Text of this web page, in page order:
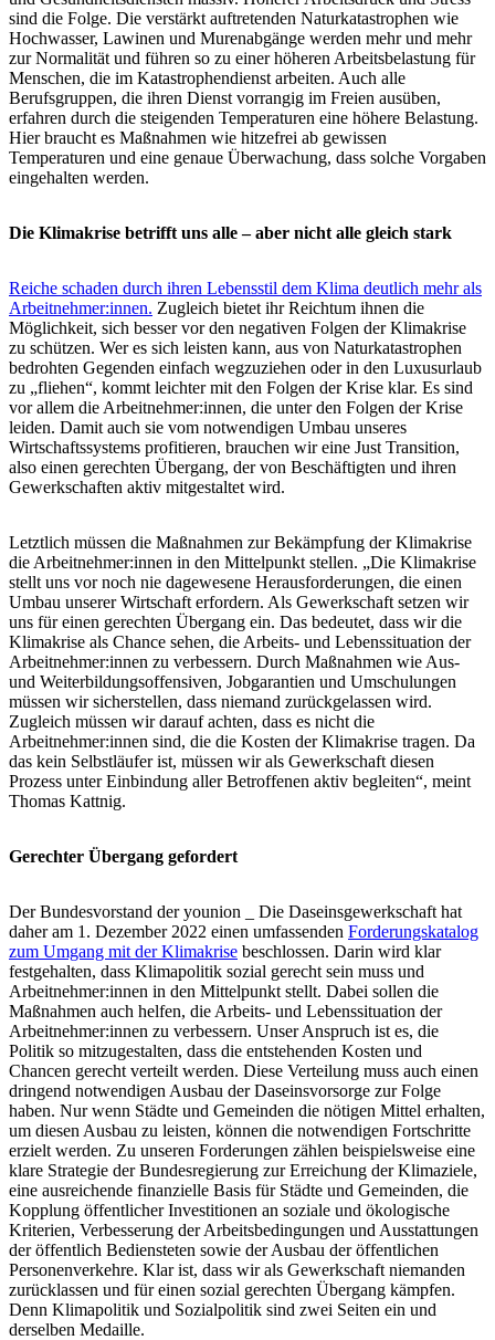
sind die Folge. Die verstärkt auftretenden Naturkatastrophen wie
Hochwasser, Lawinen und Murenabgänge werden mehr und mehr
zur Normalität und führen so zu einer höheren Arbeitsbelastung für
Menschen, die im Katastrophendienst arbeiten. Auch alle
Berufsgruppen, die ihren Dienst vorrangig im Freien ausüben,
erfahren durch die steigenden Temperaturen eine höhere Belastung.
Hier braucht es Maßnahmen wie hitzefrei ab gewissen
Temperaturen und eine genaue Überwachung, dass solche Vorgaben
eingehalten werden.
Die Klimakrise betrifft uns alle – aber nicht alle gleich stark
Reiche schaden durch ihren Lebensstil dem Klima deutlich mehr als
Arbeitnehmer:innen. Zugleich bietet ihr Reichtum ihnen die
Möglichkeit, sich besser vor den negativen Folgen der Klimakrise
zu schützen. Wer es sich leisten kann, aus von Naturkatastrophen
bedrohten Gegenden einfach wegzuziehen oder in den Luxusurlaub
zu „fliehen“, kommt leichter mit den Folgen der Krise klar. Es sind
vor allem die Arbeitnehmer:innen, die unter den Folgen der Krise
leiden. Damit auch sie vom notwendigen Umbau unseres
Wirtschaftssystems profitieren, brauchen wir eine Just Transition,
also einen gerechten Übergang, der von Beschäftigten und ihren
Gewerkschaften aktiv mitgestaltet wird.
Letztlich müssen die Maßnahmen zur Bekämpfung der Klimakrise
die Arbeitnehmer:innen in den Mittelpunkt stellen. „Die Klimakrise
stellt uns vor noch nie dagewesene Herausforderungen, die einen
Umbau unserer Wirtschaft erfordern. Als Gewerkschaft setzen wir
uns für einen gerechten Übergang ein. Das bedeutet, dass wir die
Klimakrise als Chance sehen, die Arbeits- und Lebenssituation der
Arbeitnehmer:innen zu verbessern. Durch Maßnahmen wie Aus-
und Weiterbildungsoffensiven, Jobgarantien und Umschulungen
müssen wir sicherstellen, dass niemand zurückgelassen wird.
Zugleich müssen wir darauf achten, dass es nicht die
Arbeitnehmer:innen sind, die die Kosten der Klimakrise tragen. Da
das kein Selbstläufer ist, müssen wir als Gewerkschaft diesen
Prozess unter Einbindung aller Betroffenen aktiv begleiten“, meint
Thomas Kattnig.
Gerechter Übergang gefordert
Der Bundesvorstand der younion _ Die Daseinsgewerkschaft hat
daher am 1. Dezember 2022 einen umfassenden Forderungskatalog
zum Umgang mit der Klimakrise beschlossen. Darin wird klar
festgehalten, dass Klimapolitik sozial gerecht sein muss und
Arbeitnehmer:innen in den Mittelpunkt stellt. Dabei sollen die
Maßnahmen auch helfen, die Arbeits- und Lebenssituation der
Arbeitnehmer:innen zu verbessern. Unser Anspruch ist es, die
Politik so mitzugestalten, dass die entstehenden Kosten und
Chancen gerecht verteilt werden. Diese Verteilung muss auch einen
dringend notwendigen Ausbau der Daseinsvorsorge zur Folge
haben. Nur wenn Städte und Gemeinden die nötigen Mittel erhalten,
um diesen Ausbau zu leisten, können die notwendigen Fortschritte
erzielt werden. Zu unseren Forderungen zählen beispielsweise eine
klare Strategie der Bundesregierung zur Erreichung der Klimaziele,
eine ausreichende finanzielle Basis für Städte und Gemeinden, die
Kopplung öffentlicher Investitionen an soziale und ökologische
Kriterien, Verbesserung der Arbeitsbedingungen und Ausstattungen
der öffentlich Bediensteten sowie der Ausbau der öffentlichen
Personenverkehre. Klar ist, dass wir als Gewerkschaft niemanden
zurücklassen und für einen sozial gerechten Übergang kämpfen.
Denn Klimapolitik und Sozialpolitik sind zwei Seiten ein und
derselben Medaille.